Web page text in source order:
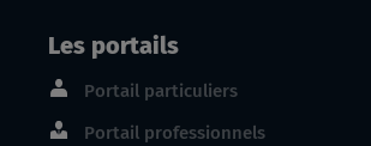
Les portails
Portail particuliers
Portail professionnels